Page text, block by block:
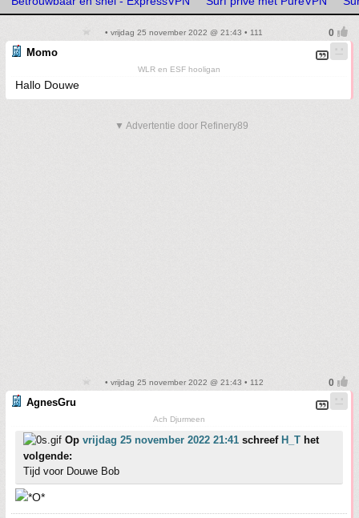
• vrijdag 25 november 2022 @ 21:43 • 111
Momo
WLR en ESF hooligan
Hallo Douwe
▼ Advertentie door Refinery89
• vrijdag 25 november 2022 @ 21:43 • 112
AgnesGru
Ach Djurmeen
Op vrijdag 25 november 2022 21:41 schreef H_T het
volgende:
Tijd voor Douwe Bob